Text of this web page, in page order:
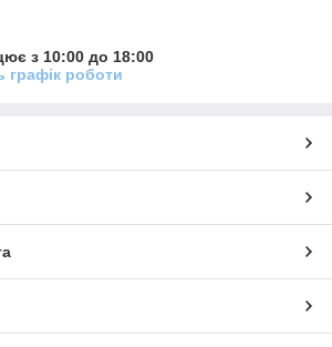
з 10:00 до 18:00
графік роботи